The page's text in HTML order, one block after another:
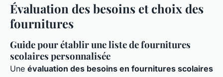
Évaluation des besoins et choix des
fournitures
Guide pour établir une liste de fournitures
scolaires personnalisée
Une évaluation des besoins en fournitures scolaires